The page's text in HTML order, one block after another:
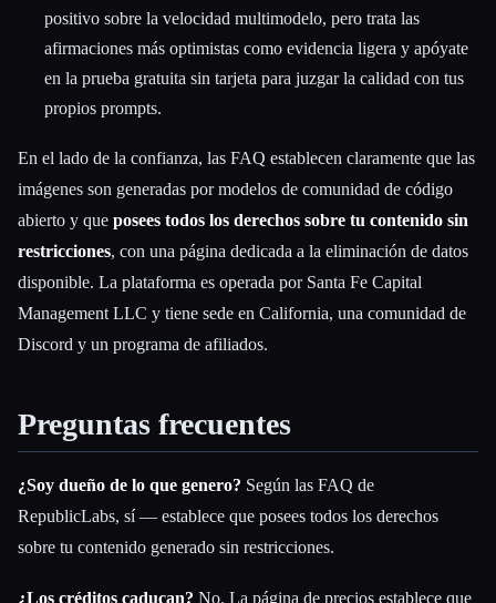
positivo sobre la velocidad multimodelo, pero trata las
afirmaciones más optimistas como evidencia ligera y apóyate
en la prueba gratuita sin tarjeta para juzgar la calidad con tus
propios prompts.
En el lado de la confianza, las FAQ establecen claramente que las
imágenes son generadas por modelos de comunidad de código
abierto y que posees todos los derechos sobre tu contenido sin
restricciones, con una página dedicada a la eliminación de datos
disponible. La plataforma es operada por Santa Fe Capital
Management LLC y tiene sede en California, una comunidad de
Discord y un programa de afiliados.
Preguntas frecuentes
¿Soy dueño de lo que genero? Según las FAQ de
RepublicLabs, sí — establece que posees todos los derechos
sobre tu contenido generado sin restricciones.
¿Los créditos caducan? No. La página de precios establece que